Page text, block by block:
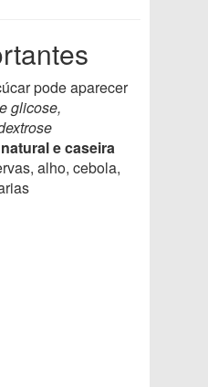
pode aparecer
glicose,
natural e caseira
alho, cebola,